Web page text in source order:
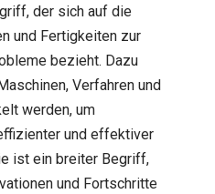
der sich auf die
und Fertigkeiten zur
bezieht. Dazu
Verfahren und
werden, um
und effektiver
ist ein breiter Begriff,
und Fortschritte